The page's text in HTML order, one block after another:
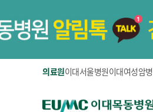
의료원이대서울병원이대여성암